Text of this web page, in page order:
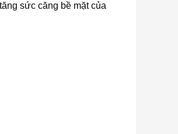
sức căng bề mặt của